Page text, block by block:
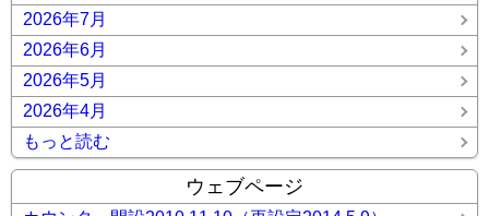
2026年7月
2026年6月
2026年5月
2026年4月
もっと読む
ウェブページ